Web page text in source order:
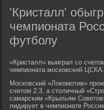
'Кристалл'
чемпионата
футболу
«Кристалл» выиграл со
чемпионата московский
Московский «Локомотив»
счетом 2:3, а столичный
самарским «Крыльям
лидирует в чемпионате